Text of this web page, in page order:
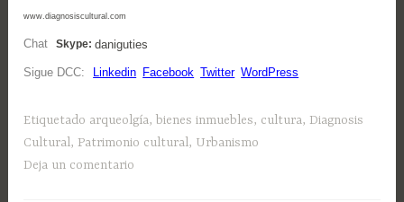
www.diagnosiscultural.com
Chat Skype:daniguties
Sigue DCC: Linkedin Facebook Twitter WordPress
Etiquetado arqueolgía, bienes inmuebles, cultura,Diagnosis
Cultural, Patrimonio cultural, Urbanismo
Deja un comentario